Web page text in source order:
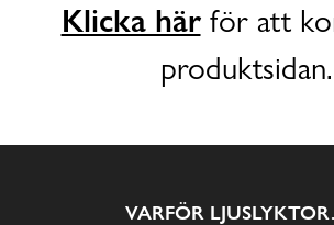
Klicka härför att
produktsidan.
VARFÖR